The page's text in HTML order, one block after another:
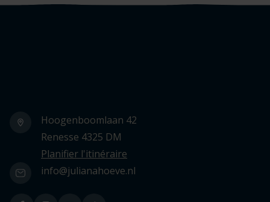
Hoogenboomlaan 42
Renesse 4325 DM
Planifier l'itinéraire
info@julianahoeve.nl